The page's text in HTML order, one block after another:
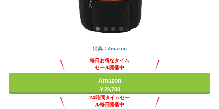
出典： Amazon
毎日お得なタイム
セール開催中
Amazon
￥29,700
24時間タイムセー
ル毎日開催中